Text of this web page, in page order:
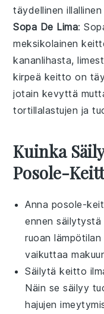
täydellinenillallinen
Sopa De Lima:
meksikolainen
kananlihasta,
kirpeä keitto on
jotain kevyttä
tortillalastujen ja
Kuinka
Posole-
Anna posole-
ennen
ruoan
vaikuttaa
Säilytäkeitto
Näin se säilyy
hajujen